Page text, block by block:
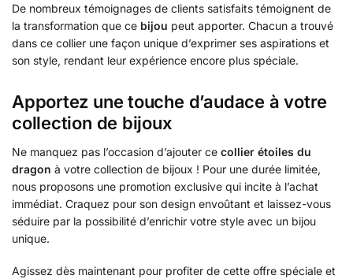
De nombreux témoignages de clients satisfaits témoignent de
la transformation que ce bijou peut apporter. Chacun a trouvé
dans ce collier une façon unique d’exprimer ses aspirations et
son style, rendant leur expérience encore plus spéciale.
Apportez une touche d’audace à votre
collection de bijoux
Ne manquez pas l’occasion d’ajouter ce collier étoiles du
dragon à votre collection de bijoux ! Pour une durée limitée,
nous proposons une promotion exclusive qui incite à l’achat
immédiat. Craquez pour son design envoûtant et laissez-vous
séduire par la possibilité d’enrichir votre style avec un bijou
unique.
Agissez dès maintenant pour profiter de cette offre spéciale et